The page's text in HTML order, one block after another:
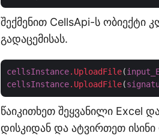
შექმენით CellsApi-ს ობიექტი
გადაცემისას.
cellsInstance.UploadFile(
cellsInstance.UploadFile(
წაიკითხეთ შეყვანილი Excel
დისკიდან და ატვირთეთ